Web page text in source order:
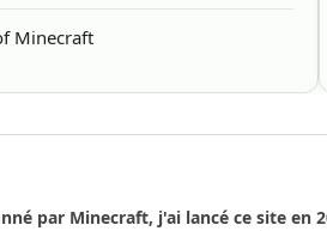
Minecraft
par Minecraft, j'ai lancé ce site